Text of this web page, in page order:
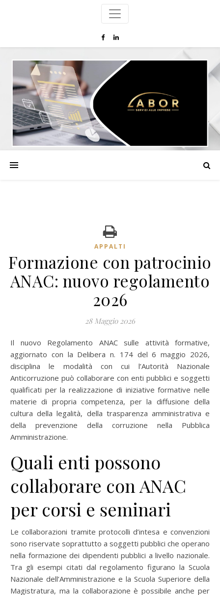
APPALTI
Formazione con patrocinio
ANAC: nuovo regolamento
2026
28 Maggio 2026
Il nuovo Regolamento ANAC sulle attività formative,
aggiornato con la Delibera n. 174 del 6 maggio 2026,
disciplina le modalità con cui l’Autorità Nazionale
Anticorruzione può collaborare con enti pubblici e soggetti
qualificati per la realizzazione di iniziative formative nelle
materie di propria competenza, per la diffusione della
cultura della legalità, della trasparenza amministrativa e
della prevenzione della corruzione nella Pubblica
Amministrazione.
Quali enti possono
collaborare con ANAC
per corsi e seminari
Le collaborazioni tramite protocolli d’intesa e convenzioni
sono riservate soprattutto a soggetti pubblici che operano
nella formazione dei dipendenti pubblici a livello nazionale.
Tra gli esempi citati dal regolamento figurano la Scuola
Nazionale dell’Amministrazione e la Scuola Superiore della
Magistratura, ma la collaborazione è possibile anche per